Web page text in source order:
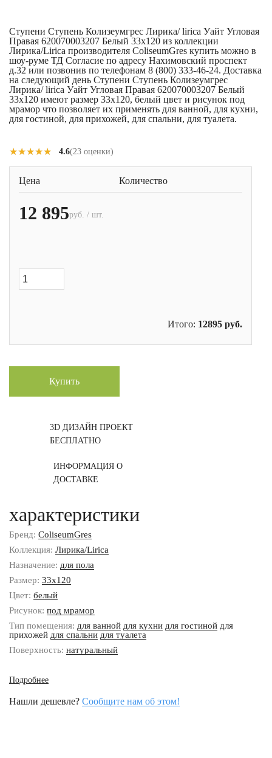
Ступени Ступень Колизеумгрес Лирика/ lirica Уайт Угловая
Правая 620070003207 Белый 33x120 из коллекции
Лирика/Lirica производителя ColiseumGres купить можно в
шоу-руме ТД Согласие по адресу Нахимовский проспект
д.32 или позвонив по телефонам 8 (800) 333-46-24. Доставка
на следующий день Ступени Ступень Колизеумгрес
Лирика/ lirica Уайт Угловая Правая 620070003207 Белый
33x120 имеют размер 33x120, белый цвет и рисунок под
мрамор что позволяет их применять для ванной, для кухни,
для гостиной, для прихожей, для спальни, для туалета.
★★★★★
★★★★★ 4.6(23 оценки)
Цена Количество
12 895руб. / шт.
Итого: 12895 руб.
Купить
3D ДИЗАЙН ПРОЕКТ
БЕСПЛАТНО
ИНФОРМАЦИЯ О
ДОСТАВКЕ
характеристики
Бренд: ColiseumGres
Коллекция: Лирика/Lirica
Назначение: для пола
Размер: 33x120
Цвет: белый
Рисунок: под мрамор
Тип помещения: для ванной для кухни для гостиной для
прихожей для спальни для туалета
Поверхность: натуральный
Подробнее
Нашли дешевле? Сообщите нам об этом!